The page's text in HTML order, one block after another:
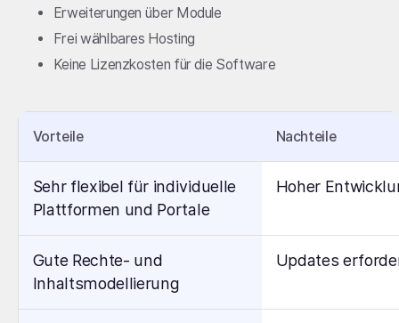
Erweiterungen über Module
Frei wählbares Hosting
Keine Lizenzkosten für die Software
Vorteile Nachteile
Sehr flexibel für individuelle
Plattformen und Portale
Hoher
Gute Rechte- und
Inhaltsmodellierung
Updates